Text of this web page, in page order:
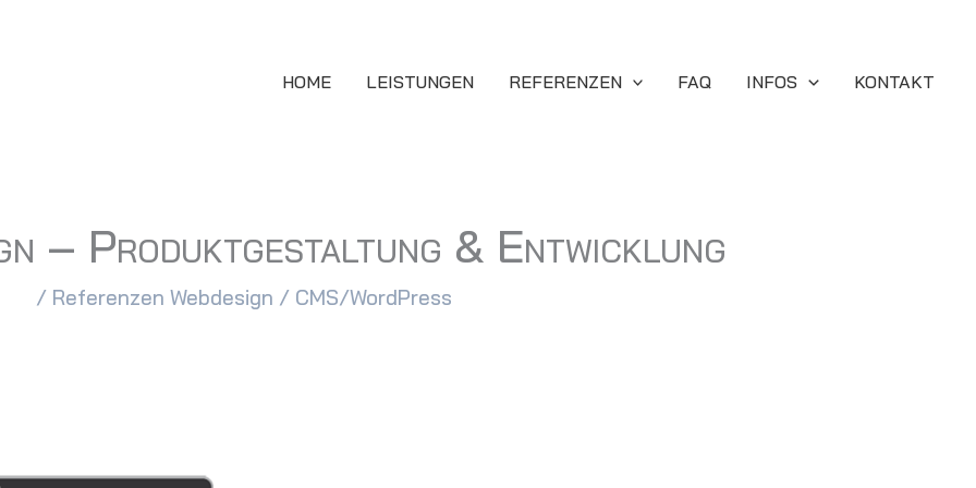
HOME LEISTUNGEN REFERENZEN FAQ INFOS KONTAKT
– Produktgestaltung & Entwicklung
/ Referenzen Webdesign / CMS/WordPress